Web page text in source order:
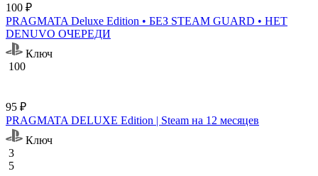
100 ₽
PRAGMATA Deluxe Edition • БЕЗ STEAM GUARD • НЕТ
DENUVO ОЧЕРЕДИ
Ключ
100
95 ₽
PRAGMATA DELUXE Edition | Steam на 12 месяцев
Ключ
3
5